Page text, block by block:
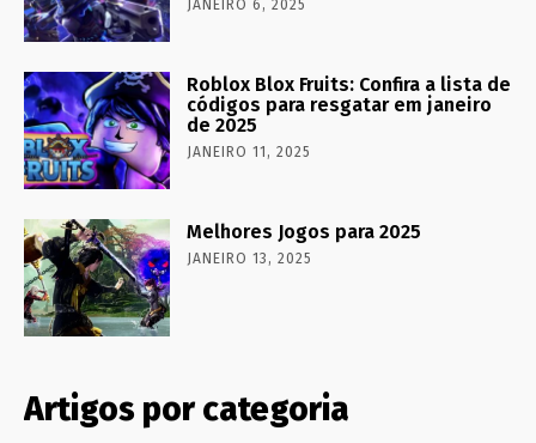
JANEIRO 6, 2025
Roblox Blox Fruits: Confira a lista de
códigos para resgatar em janeiro
de 2025
JANEIRO 11, 2025
Melhores Jogos para 2025
JANEIRO 13, 2025
Artigos por categoria